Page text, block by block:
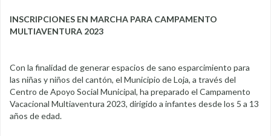
INSCRIPCIONES EN MARCHA PARA CAMPAMENTO
MULTIAVENTURA 2023
Con la finalidad de generar espacios de sano esparcimiento para
las niñas y niños del cantón, el Municipio de Loja, a través del
Centro de Apoyo Social Municipal, ha preparado el Campamento
Vacacional Multiaventura 2023, dirigido a infantes desde los 5 a 13
años de edad.